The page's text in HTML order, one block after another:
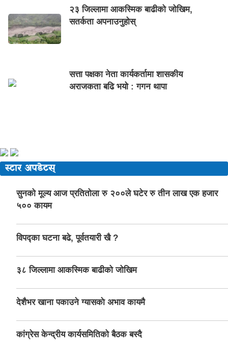
२३ जिल्लामा आकस्मिक बाढीको जोखिम,
सतर्कता अपनाउनुहोस्
सत्ता पक्षका नेता कार्यकर्तामा शासकीय
अराजकता बढि भयो : गगन थापा
स्टार अपडेटस्
सुनको मूल्य आज प्रतितोला रु २००ले घटेर रु तीन लाख एक हजार
५०० कायम
विपद्का घटना बढे, पूर्वतयारी खै ?
३८ जिल्लामा आकस्मिक बाढीको जोखिम
देशैभर खाना पकाउने ग्यासकाे अभाव कायमै
कांग्रेस केन्द्रीय कार्यसमितिको बैठक बस्दै